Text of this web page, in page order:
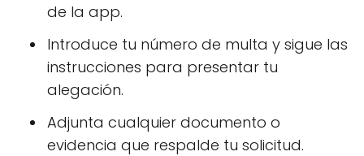
de la app.
Introduce tu número de multa y sigue las
instrucciones para presentar tu
alegación.
Adjunta cualquier documento o
evidencia que respalde tu solicitud.